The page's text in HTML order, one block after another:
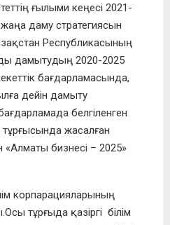
ғылыми кеңесі 2021-
даму стратегиясын
Республикасының
дамытудың 2020-2025
бағдарламасында,
дейін дамыту
белгіленген
тұрғысында жасалған
«Алматы бизнесі – 2025»
корпарацияларының
тұрғыда қазіргі білім